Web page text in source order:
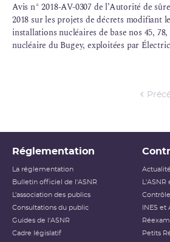
Avis n° 2018-AV-0307 de l’Autorité de
2018 sur les projets de décrets modifiant
installations nucléaires de base nos 45,
nucléaire du Bugey, exploitées par
Réglementation
La réglementation
Bulletin officiel de l'ASNR
L’association des publics
Consultations du public
Guides de l'ASNR
Cadre législatif
INES et
Petits